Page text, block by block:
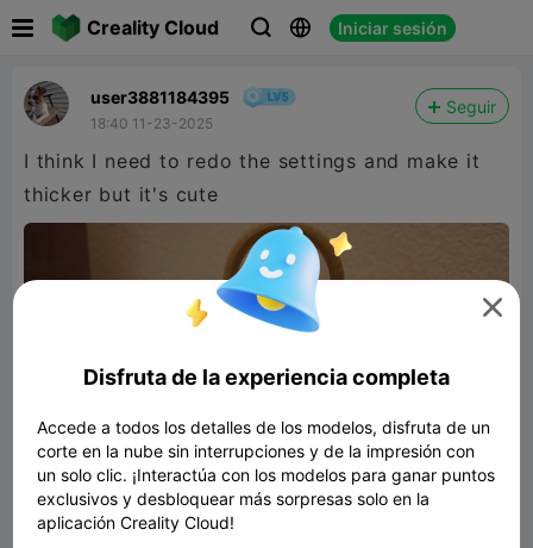
Creality Cloud   Iniciar sesión
user3881184395
18:40 11-23-2025
Seguir
I think I need to redo the settings and make it
thicker but it's cute

Disfruta de la experiencia completa
Accede a todos los detalles de los modelos, disfruta de un
corte en la nube sin interrupciones y de la impresión con
un solo clic. ¡Interactúa con los modelos para ganar puntos
exclusivos y desbloquear más sorpresas solo en la
aplicación Creality Cloud!